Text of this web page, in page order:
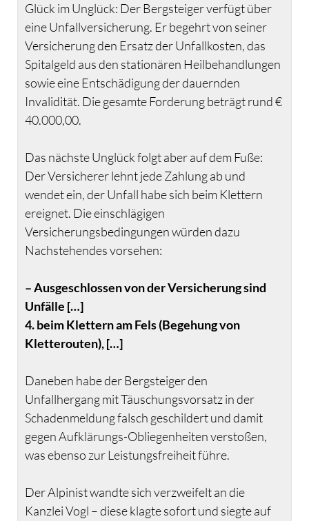
Glück im Unglück: Der Bergsteiger verfügt über
eine Unfallversicherung. Er begehrt von seiner
Versicherung den Ersatz der Unfallkosten, das
Spitalgeld aus den stationären Heilbehandlungen
sowie eine Entschädigung der dauernden
Invalidität. Die gesamte Forderung beträgt rund €
40.000,00.
Das nächste Unglück folgt aber auf dem Fuße:
Der Versicherer lehnt jede Zahlung ab und
wendet ein, der Unfall habe sich beim Klettern
ereignet. Die einschlägigen
Versicherungsbedingungen würden dazu
Nachstehendes vorsehen:
– Ausgeschlossen von der Versicherung sind
Unfälle […]
4. beim Klettern am Fels (Begehung von
Kletterouten), […]
Daneben habe der Bergsteiger den
Unfallhergang mit Täuschungsvorsatz in der
Schadenmeldung falsch geschildert und damit
gegen Aufklärungs-Obliegenheiten verstoßen,
was ebenso zur Leistungsfreiheit führe.
Der Alpinist wandte sich verzweifelt an die
Kanzlei Vogl – diese klagte sofort und siegte auf